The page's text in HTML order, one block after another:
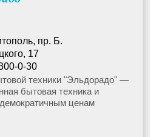
пр. Б.
17
0-30
техники "Эльдорадо" —
бытовая техника и
ценам